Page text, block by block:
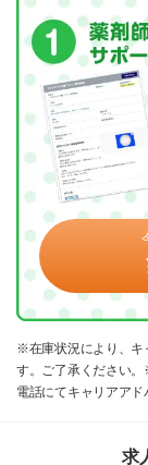
※在庫状況により、キ
す。ご了承ください
電話にてキャリアアド
求